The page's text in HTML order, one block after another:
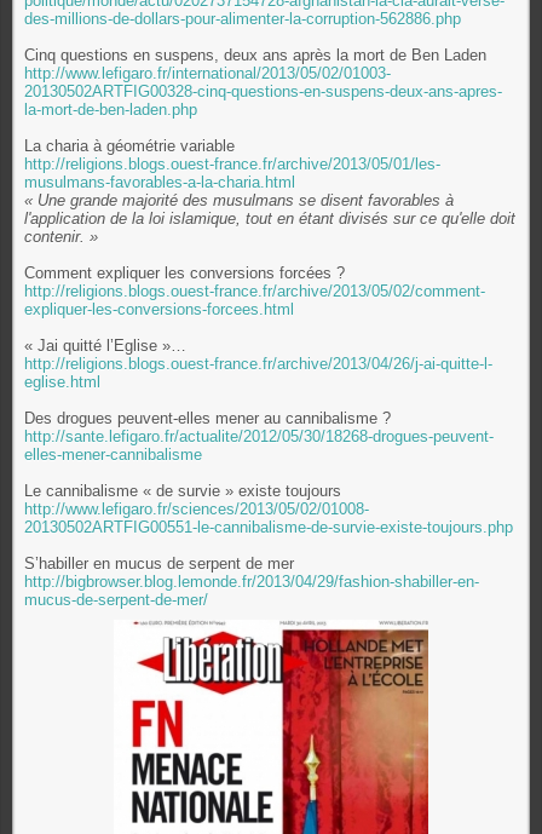
des-millions-de-dollars-pour-alimenter-la-corruption-562886.php
Cinq questions en suspens, deux ans après la mort de Ben Laden
http://www.lefigaro.fr/international/2013/05/02/01003-
20130502ARTFIG00328-cinq-questions-en-suspens-deux-ans-apres-
la-mort-de-ben-laden.php
La charia à géométrie variable
http://religions.blogs.ouest-france.fr/archive/2013/05/01/les-
musulmans-favorables-a-la-charia.html
« Une grande majorité des musulmans se disent favorables à
l'application de la loi islamique, tout en étant divisés sur ce qu'elle doit
contenir. »
Comment expliquer les conversions forcées ?
http://religions.blogs.ouest-france.fr/archive/2013/05/02/comment-
expliquer-les-conversions-forcees.html
« Jai quitté l’Eglise »…
http://religions.blogs.ouest-france.fr/archive/2013/04/26/j-ai-quitte-l-
eglise.html
Des drogues peuvent-elles mener au cannibalisme ?
http://sante.lefigaro.fr/actualite/2012/05/30/18268-drogues-peuvent-
elles-mener-cannibalisme
Le cannibalisme « de survie » existe toujours
http://www.lefigaro.fr/sciences/2013/05/02/01008-
20130502ARTFIG00551-le-cannibalisme-de-survie-existe-toujours.php
S’habiller en mucus de serpent de mer
http://bigbrowser.blog.lemonde.fr/2013/04/29/fashion-shabiller-en-
mucus-de-serpent-de-mer/